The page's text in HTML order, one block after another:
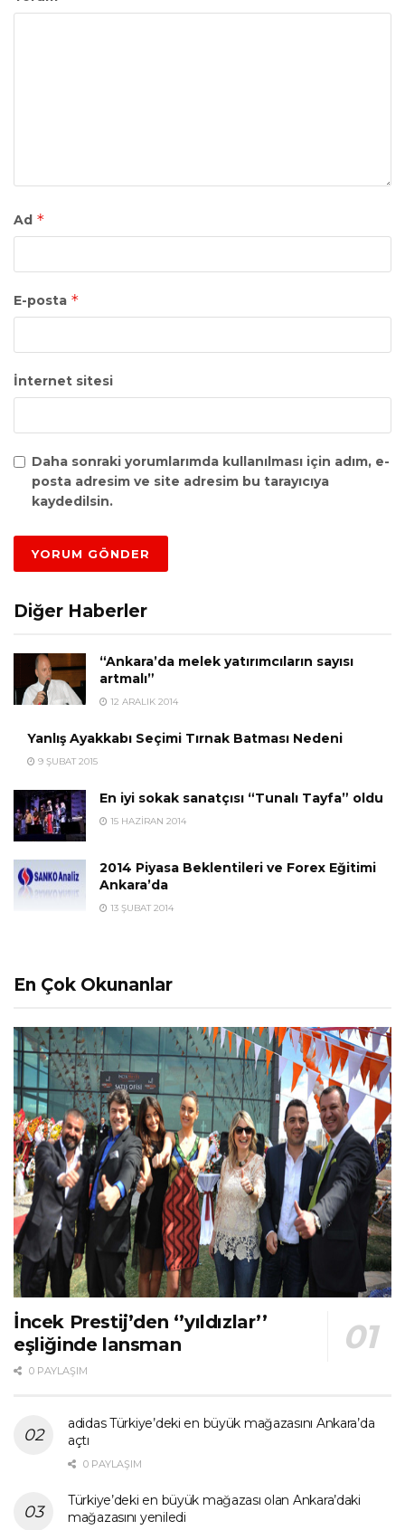
Ad *
E-posta *
İnternet sitesi
Daha sonraki yorumlarımda kullanılması için adım, e-
posta adresim ve site adresim bu tarayıcıya
kaydedilsin.
Diğer Haberler
“Ankara’da melek yatırımcıların sayısı
artmalı”
12 ARALIK 2014
Yanlış Ayakkabı Seçimi Tırnak Batması Nedeni
9 ŞUBAT 2015
En iyi sokak sanatçısı “Tunalı Tayfa” oldu
15 HAZIRAN 2014
2014 Piyasa Beklentileri ve Forex Eğitimi
Ankara’da
13 ŞUBAT 2014
En Çok Okunanlar
İncek Prestij’den ‘’yıldızlar’’
eşliğinde lansman
0 PAYLAŞIM
adidas Türkiye’deki en büyük mağazasını Ankara’da
açtı
0 PAYLAŞIM
Türkiye’deki en büyük mağazası olan Ankara’daki
mağazasını yeniledi